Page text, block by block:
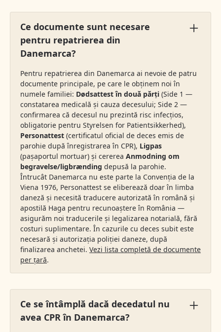
Ce documente sunt necesare
pentru repatrierea din
Danemarca?
Pentru repatrierea din Danemarca ai nevoie de patru
documente principale, pe care le obținem noi în
numele familiei: Dødsattest în două părți (Side 1 —
constatarea medicală și cauza decesului; Side 2 —
confirmarea că decesul nu prezintă risc infecțios,
obligatorie pentru Styrelsen for Patientsikkerhed),
Personattest (certificatul oficial de deces emis de
parohie după înregistrarea în CPR), Ligpas
(pașaportul mortuar) și cererea Anmodning om
begravelse/ligbrænding depusă la parohie.
Întrucât Danemarca nu este parte la Convenția de la
Viena 1976, Personattest se eliberează doar în limba
daneză și necesită traducere autorizată în română și
apostilă Haga pentru recunoaștere în România —
asigurăm noi traducerile și legalizarea notarială, fără
costuri suplimentare. În cazurile cu deces subit este
necesară și autorizația poliției daneze, după
finalizarea anchetei. Vezi lista completă de documente
per țară.
Ce se întâmplă dacă decedatul nu
avea CPR în Danemarca?